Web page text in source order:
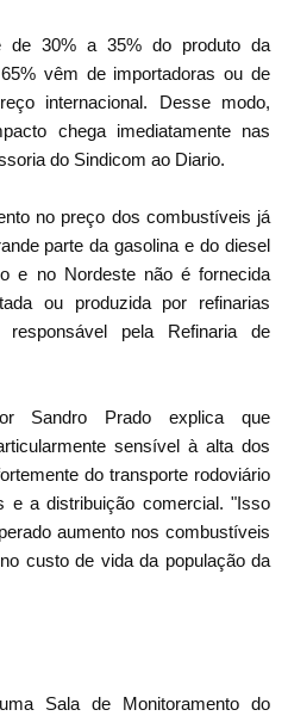
de 30% a 35% do produto da
vêm de importadoras ou de
internacional. Desse modo,
chega imediatamente nas
do Sindicom ao Diario.
no preço dos combustíveis já
parte da gasolina e do diesel
e no Nordeste não é fornecida
ou produzida por refinarias
pela Refinaria de
Sandro Prado explica que
sensível à alta dos
do transporte rodoviário
e a distribuição comercial. "Isso
aumento nos combustíveis
custo de vida da população da
Sala de Monitoramento do